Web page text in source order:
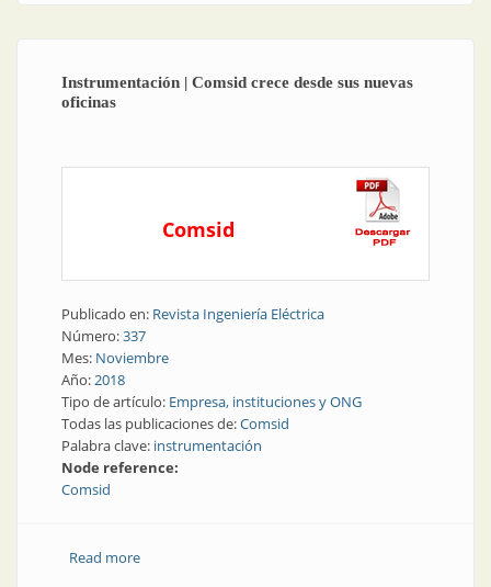
Instrumentación | Comsid crece desde sus nuevas
oficinas
Comsid
Publicado en: Revista Ingeniería Eléctrica
Número:337
Mes: Noviembre
Año:2018
Tipo de artículo: Empresa, instituciones y ONG
Todas las publicaciones de:Comsid
Palabra clave: instrumentación
Node reference:
Comsid
Read moreabout Instrumentación | Comsid crece desde sus